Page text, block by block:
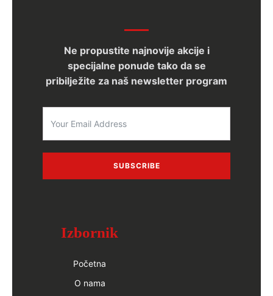
Ne propustite najnovije akcije i
specijalne ponude tako da se
pribilježite za naš newsletter program
SUBSCRIBE
Izbornik
Početna
O nama